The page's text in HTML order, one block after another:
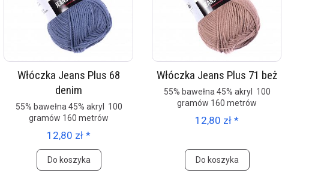
Włóczka Jeans Plus 68
denim
55% bawełna 45% akryl 100
gramów 160 metrów
12,80 zł *
Do koszyka
Włóczka Jeans Plus 71 beż
55% bawełna 45% akryl 100
gramów 160 metrów
12,80 zł *
Do koszyka